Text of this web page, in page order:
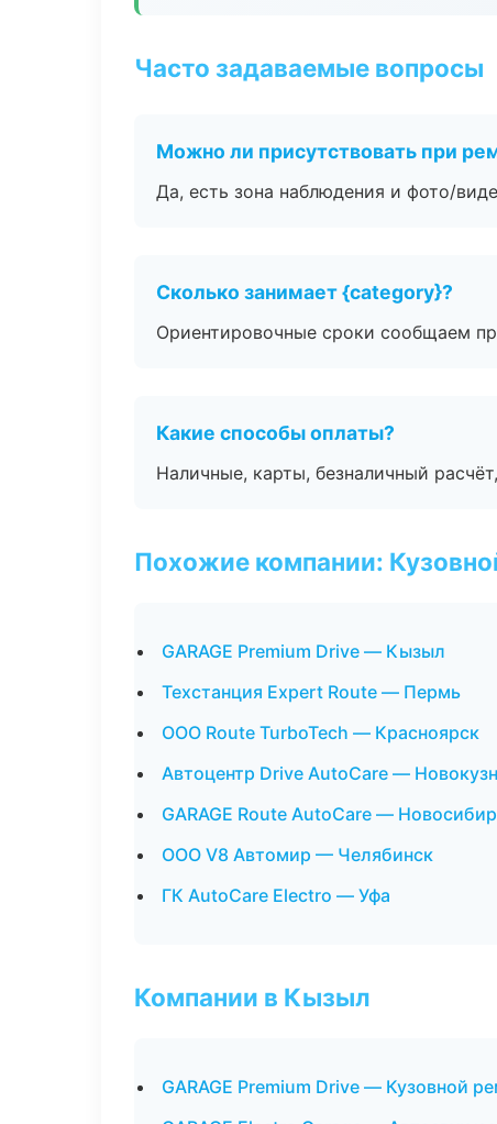
Часто задаваемые вопросы
Можно ли присутствовать при
Да, есть зона наблюдения и фото/
Сколько занимает {category}?
Ориентировочные сроки сообщаем
Какие способы оплаты?
Наличные, карты, безналичный
Похожие компании:
GARAGE Premium Drive — Кызыл
Техстанция Expert Route — Пермь
ООО Route TurboTech — Красноярск
Автоцентр Drive AutoCare —
GARAGE Route AutoCare —
ООО V8 Автомир — Челябинск
ГК AutoCare Electro — Уфа
Компании в Кызыл
GARAGE Premium Drive — Кузовной